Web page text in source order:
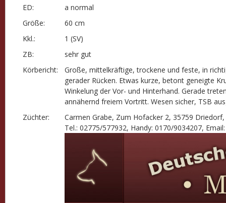
ED:
a normal
Größe:
60 cm
Kkl.:
1 (SV)
ZB:
sehr gut
Körbericht:
Große, mittelkräftige, trockene und feste, in
gerader Rücken. Etwas kurze, betont geneigte
Winkelung der Vor- und Hinterhand. Gerade
annähernd freiem Vortritt. Wesen sicher, TSB
Züchter:
Carmen Grabe, Zum Hofacker 2, 35759 Driedorf,
Tel.: 02775/577932, Handy: 0170/9034207,